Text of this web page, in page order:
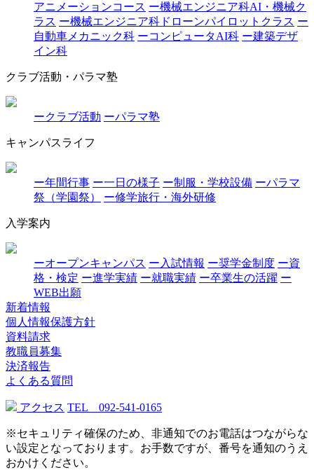
アニメーションコース ー機械エンジニア科AI・機械ク
ラス ー機械エンジニア科ドローンパイロットクラス ー
自動車メカニック科 ーコンピュータAI科 ー建築デザ
イン科
クラブ活動・パラマ塾
ークラブ活動 ーパラマ塾
キャンパスライフ
ー年間行事 ー一日の様子 ー制服・学校設備 ーパラマ
祭（学園祭）
ー修学旅行・海外研修
入学案内
ーオープンキャンパス ー入試情報 ー奨学金制度 ー資
格・検定 ー進学実績 ー就職実績 ー卒業生の活躍 ー
WEB出願
新着情報
個人情報保護方針
資料請求
教職員募集
決済報告
よくある質問
アクセス TEL 092-541-0165
※セキュリティ確保のため、非通知でのお電話はつながらな
い設定となっております。お手数ですが、番号を通知のうえ
おかけください。